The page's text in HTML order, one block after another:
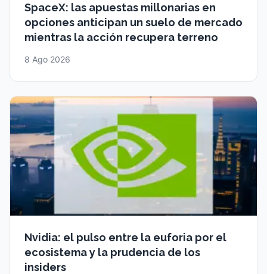
SpaceX: las apuestas millonarias en
opciones anticipan un suelo de mercado
mientras la acción recupera terreno
8 Ago 2026
Nvidia: el pulso entre la euforia por el
ecosistema y la prudencia de los
insiders